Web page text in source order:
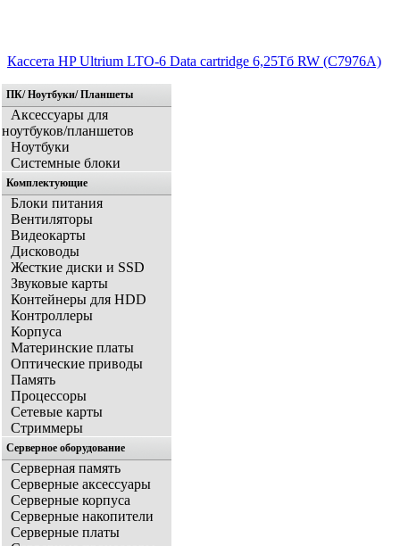
Кассета HP Ultrium LTO-6 Data cartridge 6,25Тб RW (C7976A)
ПК/ Ноутбуки/ Планшеты
Аксессуары для
ноутбуков/планшетов
Ноутбуки
Системные блоки
Комплектующие
Блоки питания
Вентиляторы
Видеокарты
Дисководы
Жесткие диски и SSD
Звуковые карты
Контейнеры для HDD
Контроллеры
Корпуса
Материнские платы
Оптические приводы
Память
Процессоры
Сетевые карты
Стриммеры
Серверное оборудование
Серверная память
Серверные аксессуары
Серверные корпуса
Серверные накопители
Серверные платы